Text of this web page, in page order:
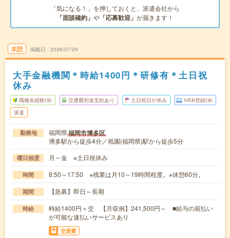
「気になる！」を押しておくと、派遣会社から
「面談確約」 や 「応募歓迎」 が届きます！
未読 掲載日 2026/07/29
大手金融機関＊時給1400円＊研修有＊土日祝
休み
職種未経験OK 交通費別途支給あり 土日祝日が休み WEB登録OK
派遣
勤務地 福岡県福岡市博多区
博多駅から徒歩4分／祇園(福岡県)駅から徒歩5分
曜日頻度 月～金 ※土日祝休み
時間 8:50～17:50 ※残業は月10～19時間程度。※休憩60分。
期間 【急募】即日～長期
時給
時給1400円＋交 【月収例】241,500円～ ■給与の前払い
が可能な速払いサービスあり
交通費